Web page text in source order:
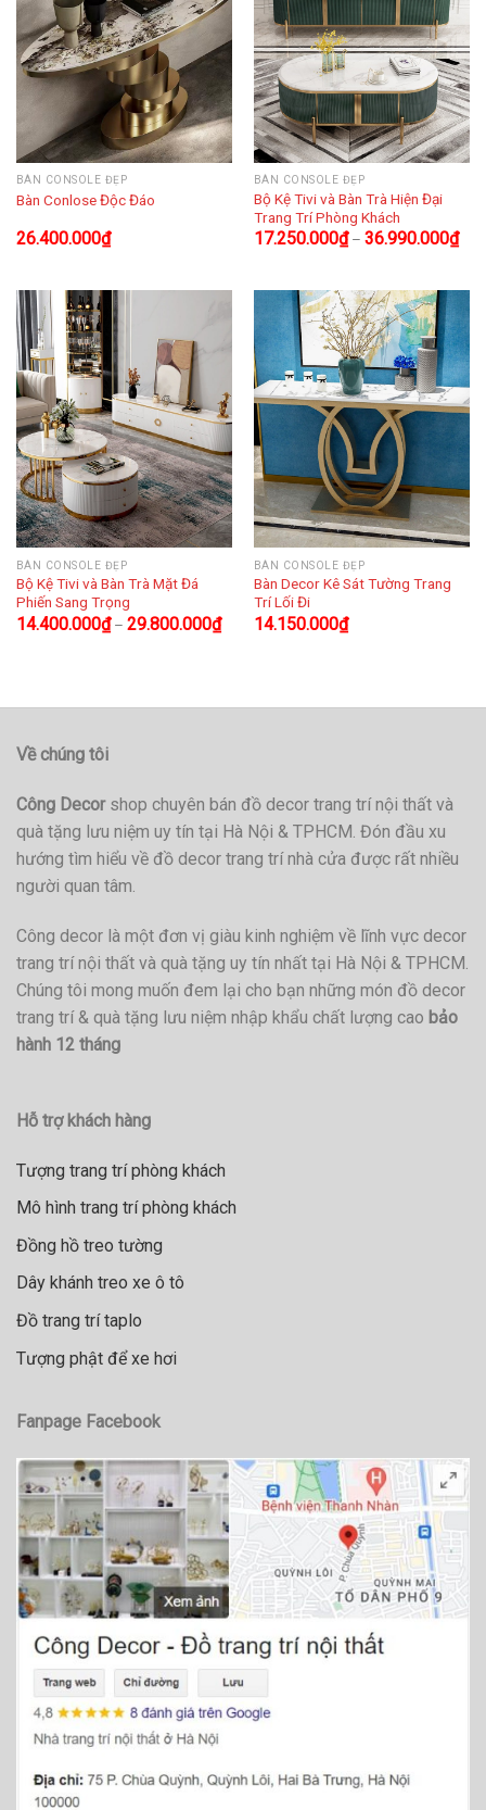
BÀN CONSOLE ĐẸP
Bàn Conlose Độc Đáo
26.400.000₫
BÀN CONSOLE ĐẸP
Bộ Kệ Tivi và Bàn Trà Hiện Đại
Trang Trí Phòng Khách
17.250.000₫– 36.990.000₫
BÀN CONSOLE ĐẸP
Bộ Kệ Tivi và Bàn Trà Mặt Đá
Phiến Sang Trọng
14.400.000₫– 29.800.000₫
BÀN CONSOLE ĐẸP
Bàn Decor Kê Sát Tường Trang
Trí Lối Đi
14.150.000₫
Về chúng tôi
Công Decorshop chuyên bán đồ decor trang trí nội thất và
quà tặng lưu niệm uy tín tại Hà Nội & TPHCM. Đón đầu xu
hướng tìm hiểu về đồ decor trang trí nhà cửa được rất nhiều
người quan tâm.
Công decor là một đơn vị giàu kinh nghiệm về lĩnh vực decor
trang trí nội thất và quà tặng uy tín nhất tại Hà Nội & TPHCM.
Chúng tôi mong muốn đem lại cho bạn những món đồ decor
trang trí & quà tặng lưu niệm nhập khẩu chất lượng cao bảo
hành 12 tháng
Hỗ trợ khách hàng
Tượng trang trí phòng khách
Mô hình trang trí phòng khách
Đồng hồ treo tường
Dây khánh treo xe ô tô
Đồ trang trí taplo
Tượng phật để xe hơi
Fanpage Facebook